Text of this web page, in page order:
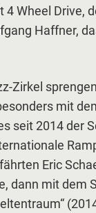
4 Wheel Drive,
Haffner,
Zirkel
mit
seit 2014 der
Eric
dann mit dem